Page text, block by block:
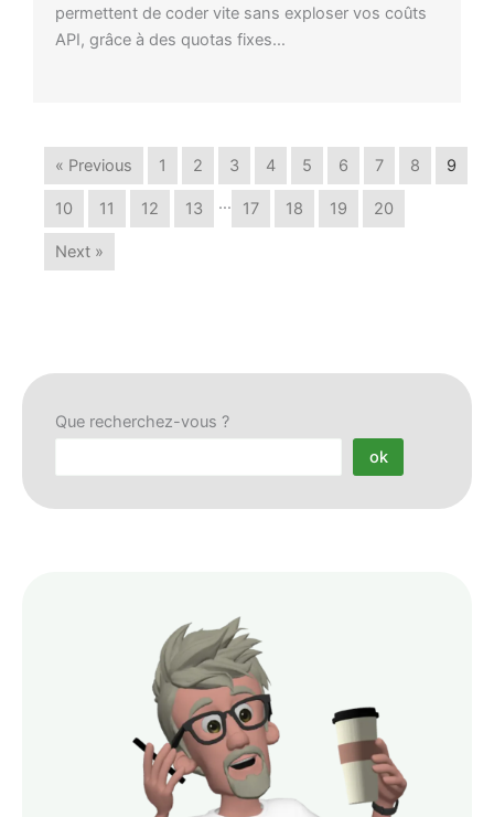
permettent de coder vite sans exploser vos coûts
API, grâce à des quotas fixes…
« Previous 1 2 3 4 5 6 7 8 9
10 11 12 13 … 17 18 19 20
Next »
Que recherchez-vous ?
ok